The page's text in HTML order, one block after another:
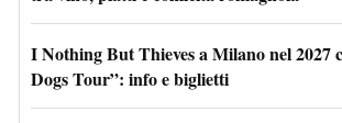
I Nothing But Thieves a Milano nel 2027
Dogs Tour”: info e biglietti